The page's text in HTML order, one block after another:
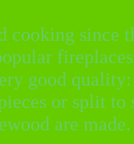
cooking since
good
or split
are made.